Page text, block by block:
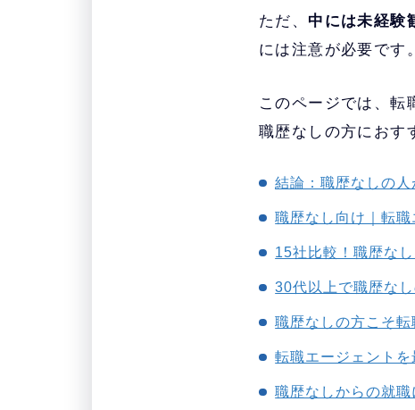
ただ、 中には未経験
には注意が必要です。
このページでは、転
職歴なしの方におす
結論：職歴なしの
職歴なし向け｜転
15社比較！職歴な
30代以上で職歴な
職歴なしの方こそ
転職エージェント
職歴なしからの就